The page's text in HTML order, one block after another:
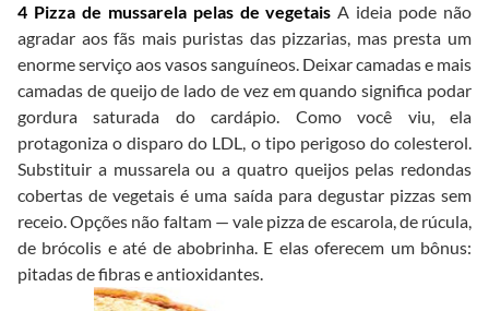
4 Pizza de mussarela pelas de vegetais A ideia pode não
agradar aos fãs mais puristas das pizzarias, mas presta um
enorme serviço aos vasos sanguíneos. Deixar camadas e mais
camadas de queijo de lado de vez em quando significa podar
gordura saturada do cardápio. Como você viu, ela
protagoniza o disparo do LDL, o tipo perigoso do colesterol.
Substituir a mussarela ou a quatro queijos pelas redondas
cobertas de vegetais é uma saída para degustar pizzas sem
receio. Opções não faltam — vale pizza de escarola, de rúcula,
de brócolis e até de abobrinha. E elas oferecem um bônus:
pitadas de fibras e antioxidantes.